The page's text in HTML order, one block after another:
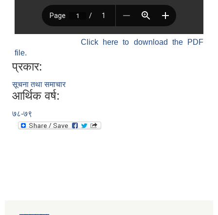
Click here to download the PDF
file.
प्रकार:
सूचना तथा समाचार
आर्थिक वर्ष:
७८-७९